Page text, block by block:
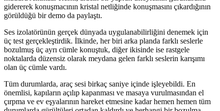
gidererek konuşmacının kristal netliğinde konuşmasını çıkardığının
görüldüğü bir demo da paylaştı.
Ses izolatörünün gerçek dünyada uygulanabilirliğini denemek için
üç test gerçekleştirdik. İlkinde, her biri arka planda farklı seslerle
bozulmuş üç ayrı cümle konuştuk, diğer ikisinde ise rastgele
noktalarda düzensiz olarak meydana gelen farklı seslerin karışımı
olan üç cümle vardı.
Tüm durumlarda, araç sesi birkaç saniye içinde işleyebildi. En
önemlisi, kapıların açılıp kapanması ve masaya vurulmasından el
çırpma ve ev eşyalarının hareket etmesine kadar hemen hemen tüm